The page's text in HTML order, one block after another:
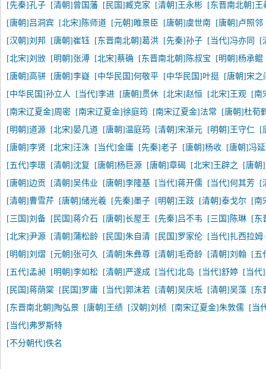
[先秦]孔子
[清朝]曾国藩 [民国]臧克家 [清朝]王永彬
[东晋南北朝]王
[唐朝]吕洞宾
[北宋]陈师道 [元朝]睢景臣 [唐朝]虞世南
[唐朝]卢照邻
[汉朝]刘邦
[唐朝]崔钰 [东晋南北朝]葛洪 [先秦]孙子 [当代]冯亦同
[
[北宋]刘攽
[明朝]张溥 [北宋]蔡确 [东晋南北朝]陈叔宝
[明朝]杨承鲲
[唐朝]高骈
[唐朝]李嶷 [中华民国]何敬平 [中华民国]叶挺
[唐朝]宋之
[中华民国]孙立人
[当代]李进 [唐朝]贯休 [北宋]赵恒 [北宋]王观
[南
[南宋辽夏金]周密
[南宋辽夏金]徐庭筠 [南宋辽夏金]法常
[唐朝]杜荀
[明朝]道源
[北宋]晏几道 [唐朝]温庭筠 [清朝]宋渐元 [明朝]王守仁
[
[唐朝]李贤
[北宋]汪洙 [当代]金庸 [先秦]老子 [唐朝]杨收
[唐朝]冯
[五代]李璟
[清朝]沈复 [唐朝]杨巨源 [唐朝]章碣 [北宋]王辟之
[唐朝
[唐朝]边贡
[清朝]吴伟业 [唐朝]李隆基 [当代]蒋开儒 [当代]何其芳
[
[清朝]曹雪芹
[唐朝]储光羲 [先秦]墨子 [明朝]王跂 [清朝]泰戈尔
[南
[三国]刘备
[民国]蒋介石 [唐朝]长屋王 [先秦]吕不韦 [三国]陈琳
[东
[北宋]尹源
[清朝]蒲松龄 [民国]朱自清 [民国]罗家伦
[当代]扎西拉
[明朝]刘熠
[元朝]张可久 [清朝]朱彝尊 [清朝]毛奇龄 [清朝]刘翰
[五
[五代]孟昶
[明朝]李如松 [清朝]严遂成 [当代]北岛 [当代]舒婷
[当代
[民国]蒋荫棠
[民国]罗庸 [当代]郭沫若 [清朝]吴庆坻 [清朝]吴藻
[东
[东晋南北朝]陶弘景
[唐朝]王绩 [汉朝]刘桢 [南宋辽夏金]朱敦儒
[当
[当代]弗罗斯特
[不分朝代]佚名